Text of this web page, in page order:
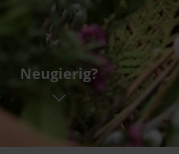
BUCHEN
Neugierig?